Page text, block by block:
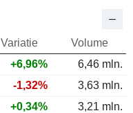
Variatie
Volume
+6,96%
6,46 mln.
-1,32%
3,63 mln.
+0,34%
3,21 mln.